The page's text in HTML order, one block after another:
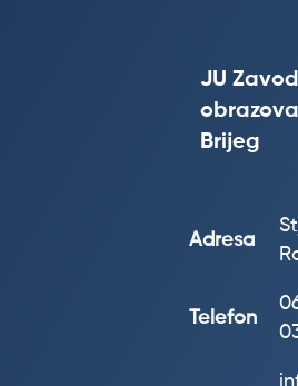
JU
Brijeg
Adresa
Telefon